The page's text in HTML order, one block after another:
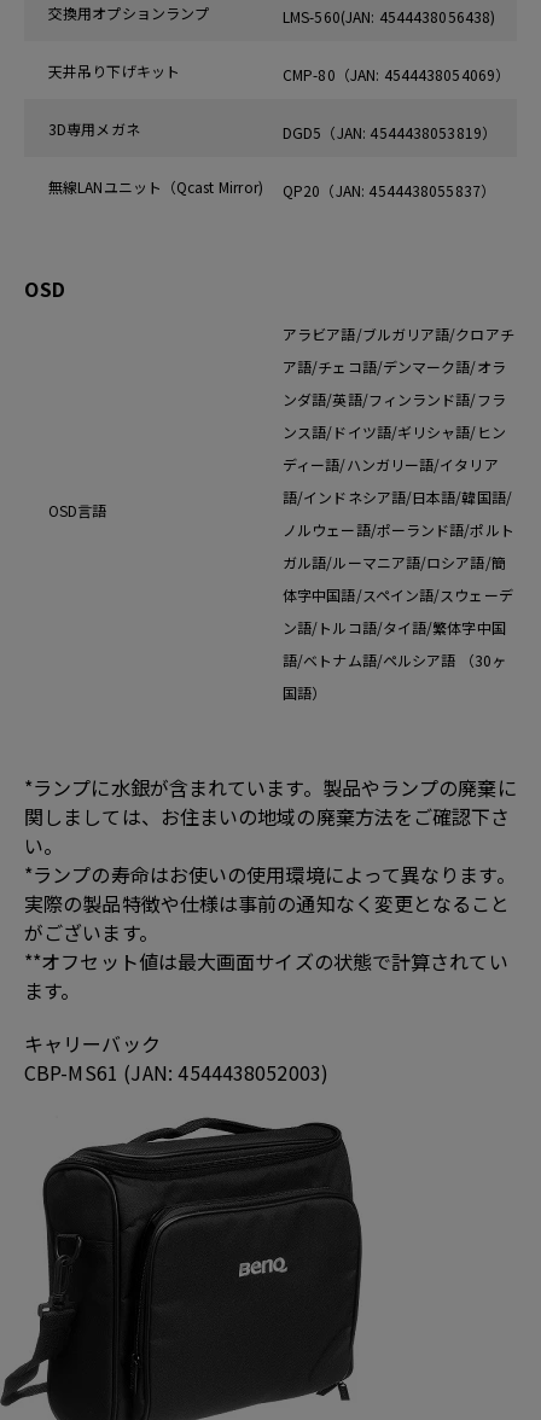
交換用オプションランプ LMS-560(JAN: 4544438056438)
天井吊り下げキット CMP-80（JAN: 4544438054069）
3D専用メガネ DGD5（JAN: 4544438053819）
無線LANユニット（Qcast Mirror) QP20（JAN: 4544438055837）
OSD
OSD言語
アラビア語/ブルガリア語/クロアチ
ア語/チェコ語/デンマーク語/オラ
ンダ語/英語/フィンランド語/フラ
ンス語/ドイツ語/ギリシャ語/ヒン
ディー語/ハンガリー語/イタリア
語/インドネシア語/日本語/韓国語/
ノルウェー語/ポーランド語/ポルト
ガル語/ルーマニア語/ロシア語/簡
体字中国語/スペイン語/スウェーデ
ン語/トルコ語/タイ語/繁体字中国
語/ベトナム語/ペルシア語 （30ヶ
国語）
*ランプに水銀が含まれています。製品やランプの廃棄に
関しましては、お住まいの地域の廃棄方法をご確認下さ
い。
*ランプの寿命はお使いの使用環境によって異なります。
実際の製品特徴や仕様は事前の通知なく変更となること
がございます。
**オフセット値は最大画面サイズの状態で計算されてい
ます。
キャリーバック
CBP-MS61 (JAN: 4544438052003)